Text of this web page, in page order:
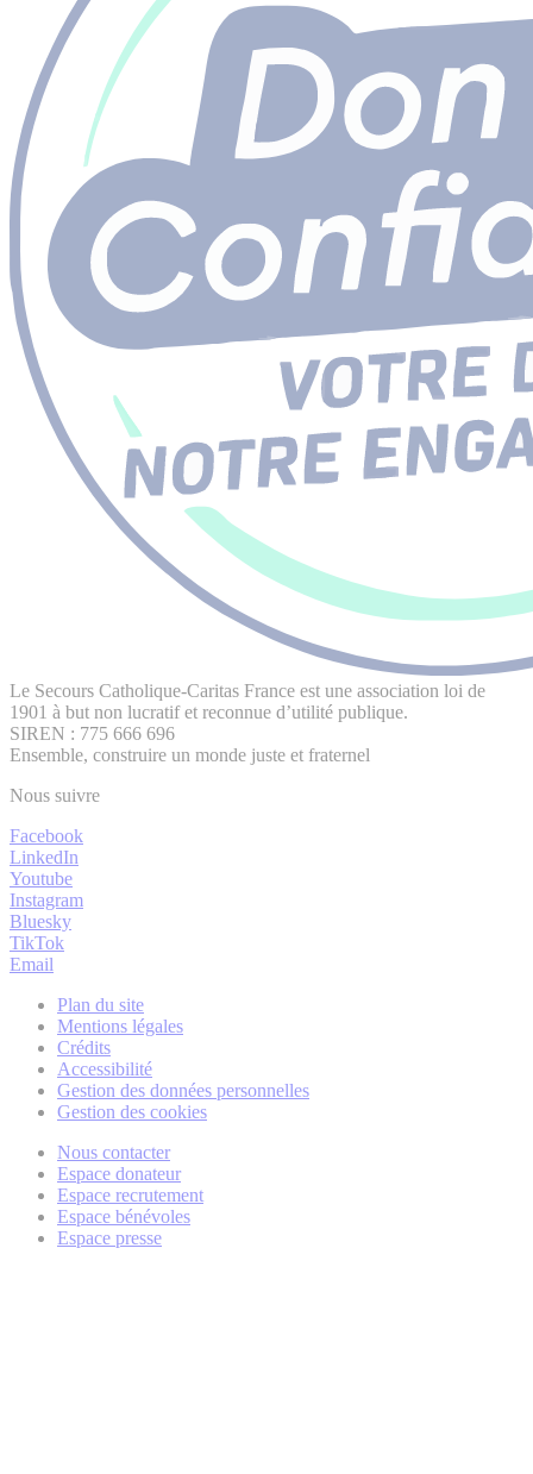
Le Secours Catholique-Caritas France est une association loi de
1901 à but non lucratif et reconnue d’utilité publique.
SIREN : 775 666 696
Ensemble, construire un monde juste et fraternel
Nous suivre
Facebook
LinkedIn
Youtube
Instagram
Bluesky
TikTok
Email
Plan du site
Mentions légales
Crédits
Accessibilité
Gestion des données personnelles
Gestion des cookies
Nous contacter
Espace donateur
Espace recrutement
Espace bénévoles
Espace presse